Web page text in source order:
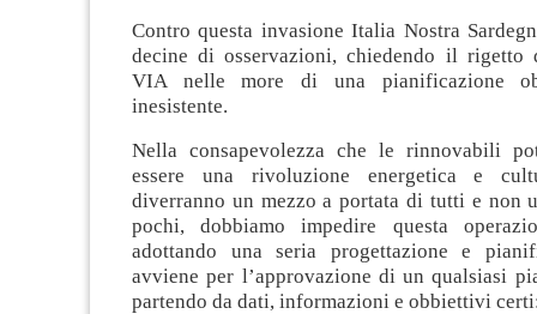
Contro questa invasione Italia Nostra
decine di osservazioni, chiedendo il rigetto
VIA nelle more di una pianificazione
inesistente.
Nella consapevolezza che le rinnovabili
essere una rivoluzione energetica e
diverranno un mezzo a portata di tutti e non
pochi, dobbiamo impedire questa
adottando una seria progettazione e
avviene per l’approvazione di un qualsiasi
partendo da dati, informazioni e obbiettivi